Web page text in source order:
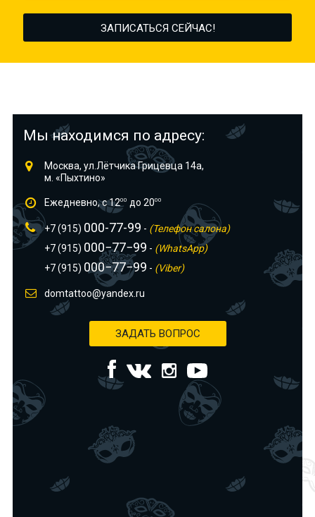
Мы находимся по адресу:
Москва, ул.Лётчика Грицевца 14а,
м. «Пыхтино»
Ежедневно, с 1200 до 2000
+7 (915) 000-77-99 - (Телефон салона)
+7 (915) 000−77−99 - (WhatsApp)
+7 (915) 000−77−99 - (Viber)
domtattoo@yandex.ru
ЗАДАТЬ ВОПРОС